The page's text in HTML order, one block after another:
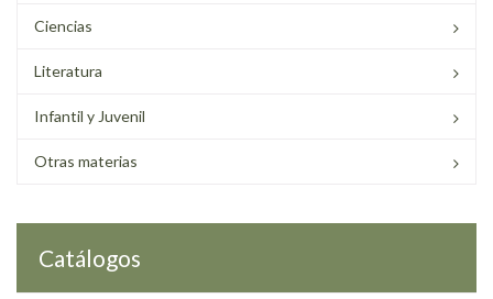
Ciencias
Literatura
Infantil y Juvenil
Otras materias
Catálogos